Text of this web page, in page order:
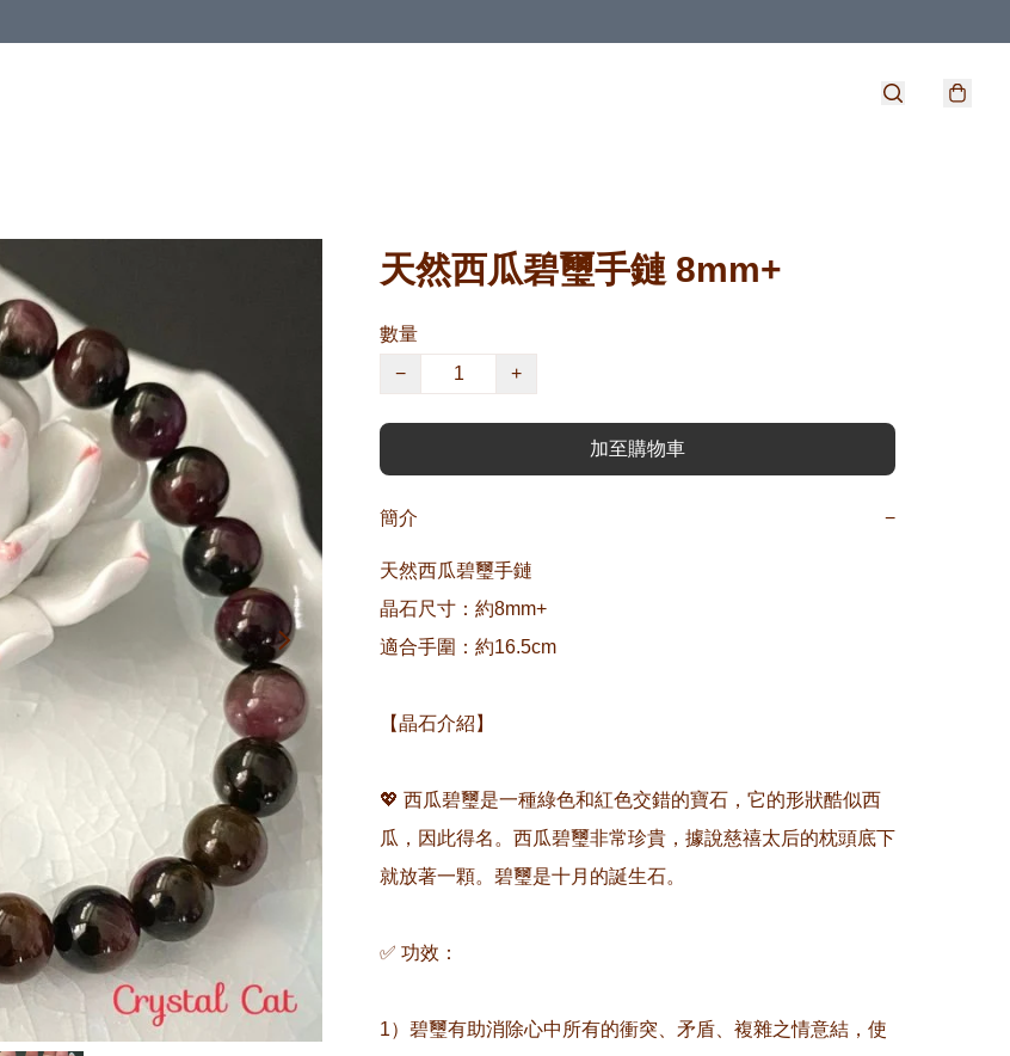
天然西瓜碧璽手鏈 8mm+
數量
−
+
加至購物車
簡介 −
天然西瓜碧璽手鏈
晶石尺寸：約8mm+
適合手圍：約16.5cm
【晶石介紹】
💖 西瓜碧璽是一種綠色和紅色交錯的寶石，它的形狀酷似西
瓜，因此得名。西瓜碧璽非常珍貴，據說慈禧太后的枕頭底下
就放著一顆。碧璽是十月的誕生石。
✅ 功效：
1）碧璽有助消除心中所有的衝突、矛盾、複雜之情意結，使